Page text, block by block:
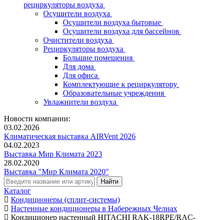
рециркуляторы воздуха
Осушители воздуха
Осушители воздуха бытовые
Осушители воздуха для бассейнов
Очистители воздуха
Рециркуляторы воздуха
Большие помещения
Для дома
Для офиса
Комплектующие к рециркулятору
Образовательные учреждения
Увлажнители воздуха
Новости компании:
03.02.2026
Климатическая выставка AIRVent 2026
04.02.2023
Выставка Мир Климата 2023
28.02.2020
Выставка "Мир Климата 2020"
Каталог
Кондиционеры (сплит-системы)
Настенные кондиционеры в Набережных Челнах
Кондиционер настенный HITACHI RAK-18RPE/RAC-